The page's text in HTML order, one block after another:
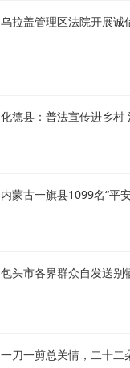
乌拉盖管理区法院开展诚
化德县：普法宣传进乡村
内蒙古一旗县1099名“平
包头市各界群众自发送别
一刀一剪总关情，二十二